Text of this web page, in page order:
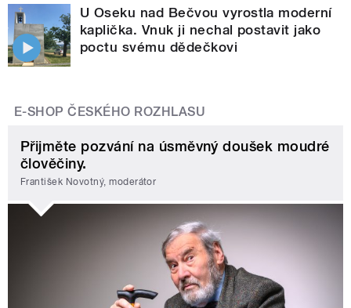
U Oseku nad Bečvou vyrostla moderní
kaplička. Vnuk ji nechal postavit jako
poctu svému dědečkovi
E-SHOP ČESKÉHO ROZHLASU
Přijměte pozvání na úsměvný doušek moudré
člověčiny.
František Novotný, moderátor